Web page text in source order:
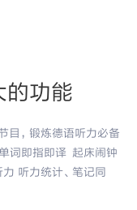
的功能
目，锻炼德语听力必备
词即指即译 起床闹钟
听力统计、笔记同